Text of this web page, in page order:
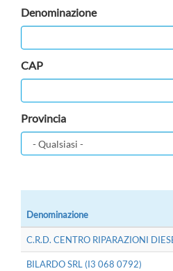
Denominazione
CAP
Provincia
Denominazione
C.R.D. CENTRO RIPARAZIONI
BILARDO SRL (I3 068 0792)